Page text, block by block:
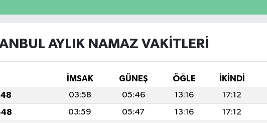
AYLIK NAMAZ VAKITLERI
İMSAK GÜNEŞ ÖĞLE İKINDI
03:58 05:46 13:16 17:12
03:59 05:47 13:16 17:12